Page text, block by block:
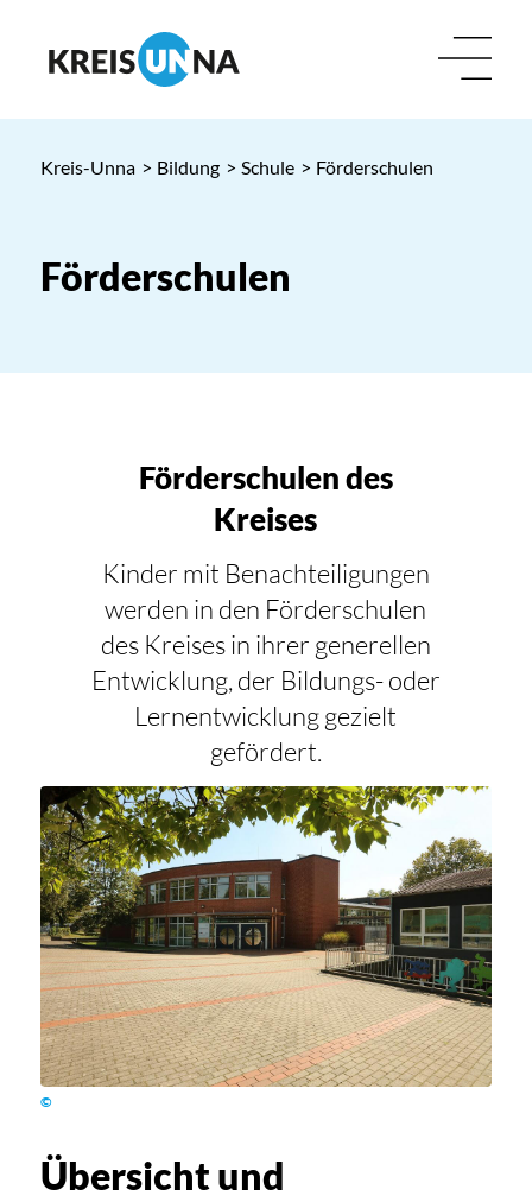
Kreis-Unna > Bildung > Schule > Förderschulen
Förderschulen
Förderschulen des
Kreises
Kinder mit Benachteiligungen
werden in den Förderschulen
des Kreises in ihrer generellen
Entwicklung, der Bildungs- oder
Lernentwicklung gezielt
gefördert.
©
Übersicht und